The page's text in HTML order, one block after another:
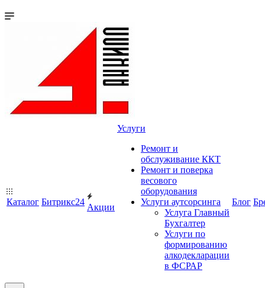
Каталог Битрикс24
Акции
Услуги
Ремонт и
обслуживание ККТ
Ремонт и поверка
весового
оборудования
Услуги аутсорсинга
Услуга Главный
Бухгалтер
Услуги по
формированию
алкодекларации
в ФСРАР
Блог